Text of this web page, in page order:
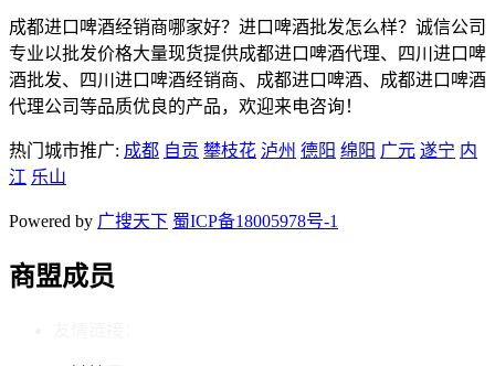
成都进口啤酒经销商哪家好？进口啤酒批发怎么样？诚信公司
专业以批发价格大量现货提供成都进口啤酒代理、四川进口啤
酒批发、四川进口啤酒经销商、成都进口啤酒、成都进口啤酒
代理公司等品质优良的产品，欢迎来电咨询！
热门城市推广: 成都 自贡 攀枝花 泸州 德阳 绵阳 广元 遂宁 内
江 乐山
Powered by 广搜天下 蜀ICP备18005978号-1
商盟成员